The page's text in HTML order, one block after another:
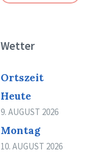
Wetter
Ortszeit
Heute
9. AUGUST 2026
Montag
10. AUGUST 2026